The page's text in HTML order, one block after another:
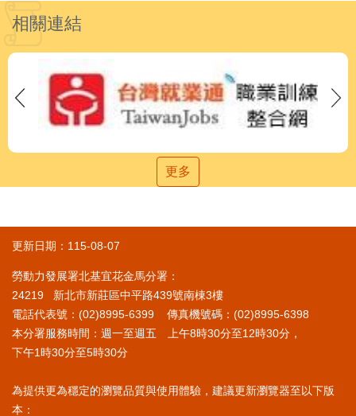
相關連結
更多
更新日期：115-08-07
勞動力發展署北基宜花金馬分署：
24219 新北市新莊區中平路439號南棟3樓
電話代表號：(02)8995-6399 傳真機號碼：(02)8995-6398
本分署服務時間：週一至週五 上午8時30分至12時30分，
下午1時30分至5時30分
為提供更為穩定的瀏覽品質與使用體驗，建議更新瀏覽器至以下版
本：